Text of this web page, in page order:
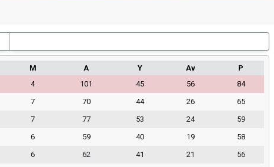
M A Y Av
P
4 101 45 56
84
7 70 44 26
65
7 77 53 24
59
6 59 40 19
58
6 62 41 21
56